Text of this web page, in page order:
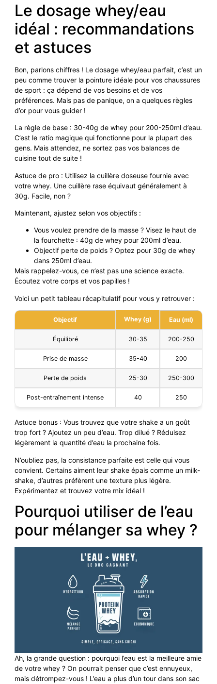
Le dosage whey/eau
idéal : recommandations
et astuces
Bon, parlons chiffres ! Le dosage whey/eau parfait, c’est un
peu comme trouver la pointure idéale pour vos chaussures
de sport : ça dépend de vos besoins et de vos
préférences. Mais pas de panique, on a quelques règles
d’or pour vous guider !
La règle de base : 30-40g de whey pour 200-250ml d’eau.
C’est le ratio magique qui fonctionne pour la plupart des
gens. Mais attendez, ne sortez pas vos balances de
cuisine tout de suite !
Astuce de pro : Utilisez la cuillère doseuse fournie avec
votre whey. Une cuillère rase équivaut généralement à
30g. Facile, non ?
Maintenant, ajustez selon vos objectifs :
Vous voulez prendre de la masse ? Visez le haut de
la fourchette : 40g de whey pour 200ml d’eau.
Objectif perte de poids ? Optez pour 30g de whey
dans 250ml d’eau.
Mais rappelez-vous, ce n’est pas une science exacte.
Écoutez votre corps et vos papilles !
Voici un petit tableau récapitulatif pour vous y retrouver :
Objectif Whey (g) Eau (ml)
Équilibré 30-35 200-250
Prise de masse 35-40 200
Perte de poids 25-30 250-300
Post-entraînement intense 40 250
Astuce bonus : Vous trouvez que votre shake a un goût
trop fort ? Ajoutez un peu d’eau. Trop dilué ? Réduisez
légèrement la quantité d’eau la prochaine fois.
N’oubliez pas, la consistance parfaite est celle qui vous
convient. Certains aiment leur shake épais comme un milk-
shake, d’autres préfèrent une texture plus légère.
Expérimentez et trouvez votre mix idéal !
Pourquoi utiliser de l’eau
pour mélanger sa whey ?
Ah, la grande question : pourquoi l’eau est la meilleure amie
de votre whey ? On pourrait penser que c’est ennuyeux,
mais détrompez-vous ! L’eau a plus d’un tour dans son sac